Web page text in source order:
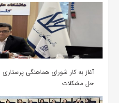
آغاز به کار شورای هماهنگی
حل مشکلات